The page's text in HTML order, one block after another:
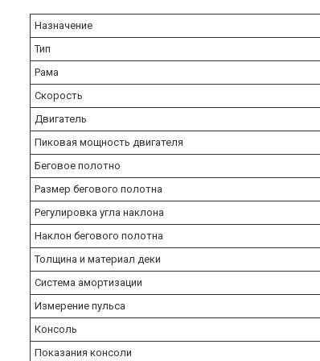
Назначение
Тип
Рама
Скорость
Двигатель
Пиковая мощность двигателя
Беговое полотно
Размер бегового полотна
Регулировка угла наклона
Наклон бегового полотна
Толщина и материал деки
Система амортизации
Измерение пульса
Консоль
Показания консоли